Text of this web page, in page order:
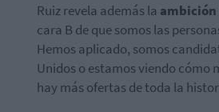
Ruiz revela además la
cara B de que somos las
Hemos aplicado, somos
Unidos o estamos viendo cómo
hay más ofertas de toda la